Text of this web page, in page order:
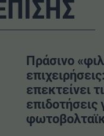
Πράσινο
επεκτείνει
επιδοτήσεις